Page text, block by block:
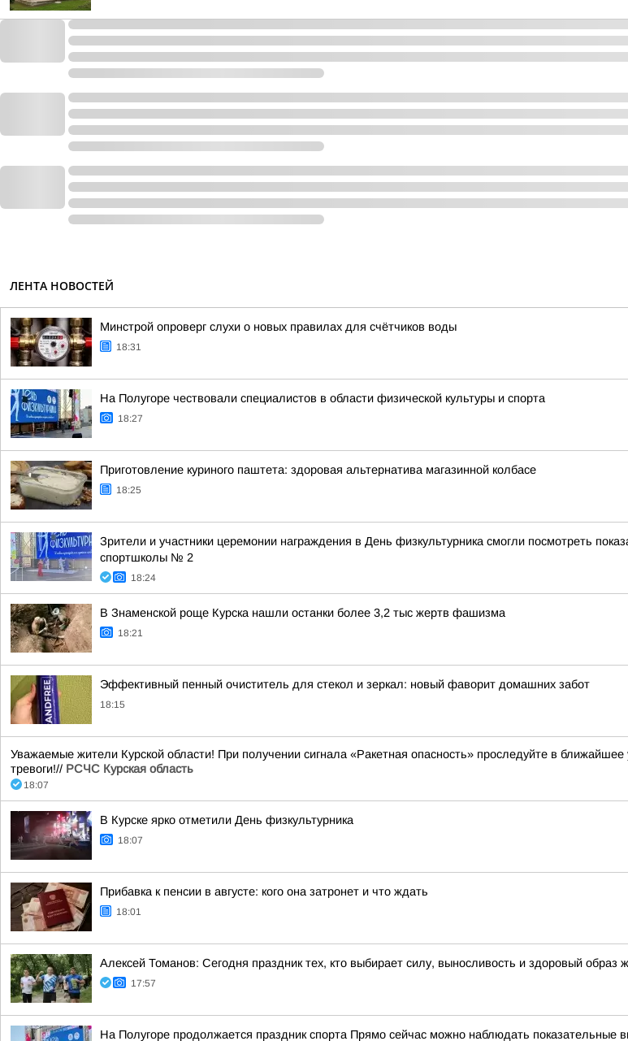
ЛЕНТА НОВОСТЕЙ
Минстрой опроверг слухи о новых правилах для счётчиков воды
18:31
На Полугоре чествовали специалистов в области физической культуры и спорта
18:27
Приготовление куриного паштета: здоровая альтернатива магазинной колбасе
18:25
Зрители и участники церемонии награждения в День физкультурника смогли посмотреть
спортшколы № 2
18:24
В Знаменской роще Курска нашли останки более 3,2 тыс жертв фашизма
18:21
Эффективный пенный очиститель для стекол и зеркал: новый фаворит домашних забот
18:15
Уважаемые жители Курской области! При получении сигнала «Ракетная опасность» проследуйте в
тревоги!// РСЧС Курская область
18:07
В Курске ярко отметили День физкультурника
18:07
Прибавка к пенсии в августе: кого она затронет и что ждать
18:01
Алексей Томанов: Сегодня праздник тех, кто выбирает силу, выносливость и здоровый образ
17:57
На Полугоре продолжается праздник спорта Прямо сейчас можно наблюдать показательные